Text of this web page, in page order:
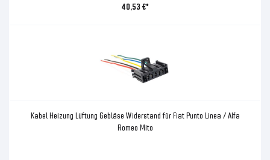
40,53 €*
Kabel Heizung Lüftung Gebläse Widerstand für Fiat Punto Linea / Alfa
Romeo Mito